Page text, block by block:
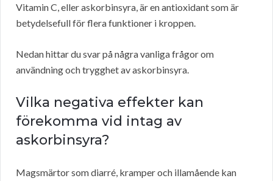
Vitamin C, eller askorbinsyra, är en antioxidant som är
betydelsefull för flera funktioner i kroppen.
Nedan hittar du svar på några vanliga frågor om
användning och trygghet av askorbinsyra.
Vilka negativa effekter kan
förekomma vid intag av
askorbinsyra?
Magsmärtor som diarré, kramper och illamående kan